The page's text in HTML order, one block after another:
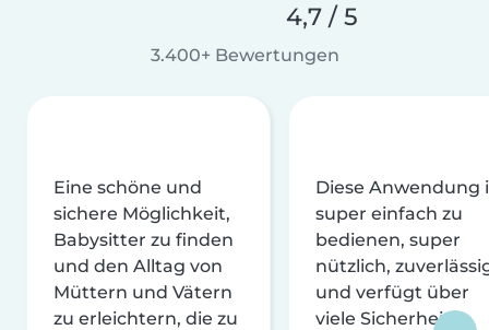
4,7 / 5
3.400+ Bewertungen
Eine schöne und
sichere Möglichkeit,
Babysitter zu finden
und den Alltag von
Müttern und Vätern
zu erleichtern, die zu
Diese Anwendung
super einfach zu
bedienen, super
nützlich,
und verfügt über
viele Sicherheits-